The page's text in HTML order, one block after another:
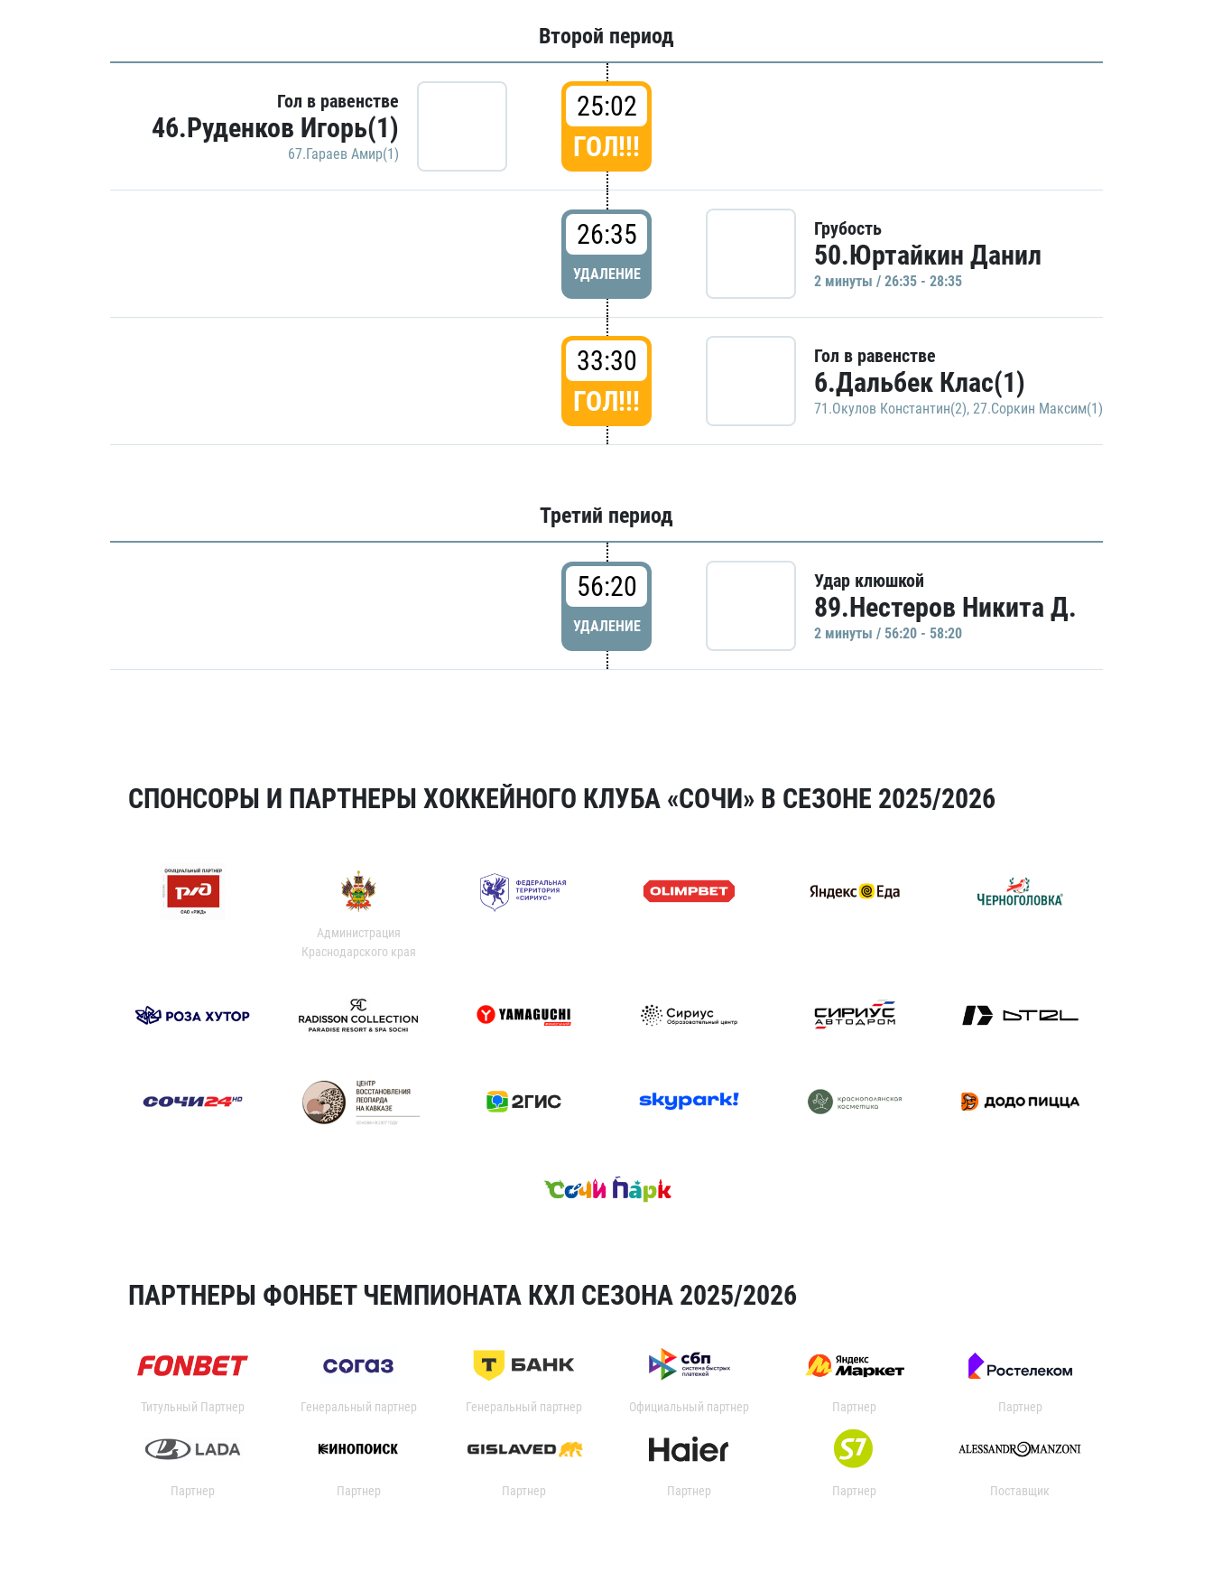
Второй период
Гол в равенстве
46.Руденков Игорь(1)
67.Гараев Амир(1)
25:02
ГОЛ!!!
26:35
УДАЛЕНИЕ
Грубость
50.Юртайкин Данил
2 минуты / 26:35 - 28:35
33:30
ГОЛ!!!
Гол в равенстве
6.Дальбек Клас(1)
71.Окулов Константин(2), 27.Соркин Максим(1)
Третий период
56:20
УДАЛЕНИЕ
Удар клюшкой
89.Нестеров Никита Д.
2 минуты / 56:20 - 58:20
СПОНСОРЫ И ПАРТНЕРЫ ХОККЕЙНОГО КЛУБА «СОЧИ» В СЕЗОНЕ 2025/2026
Администрация
Краснодарского края
ПАРТНЕРЫ ФОНБЕТ ЧЕМПИОНАТА КХЛ СЕЗОНА 2025/2026
Титульный Партнер Генеральный партнер Генеральный партнер Официальный партнер Партнер Партнер
Партнер Партнер Партнер Партнер Партнер Поставщик